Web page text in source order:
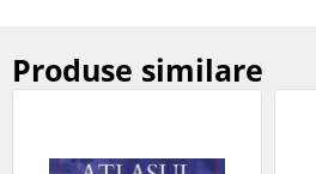
Produse similare